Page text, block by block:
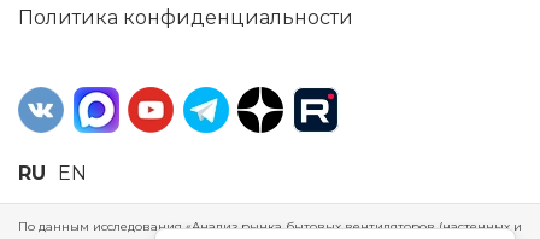
Политика конфиденциальности
RU EN
По данным исследования «Анализ рынка бытовых вентиляторов (настенных и